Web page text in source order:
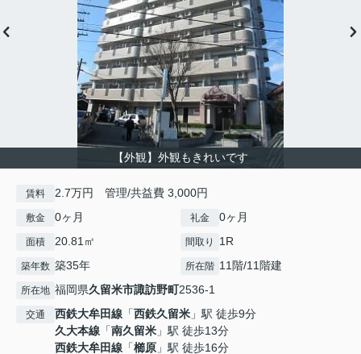
【外観】外観もきれいです
賃料 2.7万円 管理/共益費 3,000円
敷金 0ヶ月 礼金 0ヶ月
面積 20.81㎡ 間取り 1R
築年数 築35年 所在階 11階/11階建
所在地 福岡県久留米市諏訪野町2536-1
交通 西鉄大牟田線 「西鉄久留米 」駅 徒歩9分
久大本線 「南久留米 」駅 徒歩13分
西鉄大牟田線 「櫛原 」駅 徒歩16分